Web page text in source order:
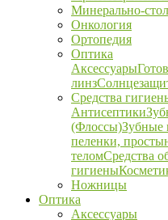
Минерально-
Онкология
Ортопедия
Оптика
Аксессуары
линз
Средства
Антисептики
(Флоссы)Зубные
пеленки,
теломСредства
гигиены
Ножницы
Оптика
Аксессуары